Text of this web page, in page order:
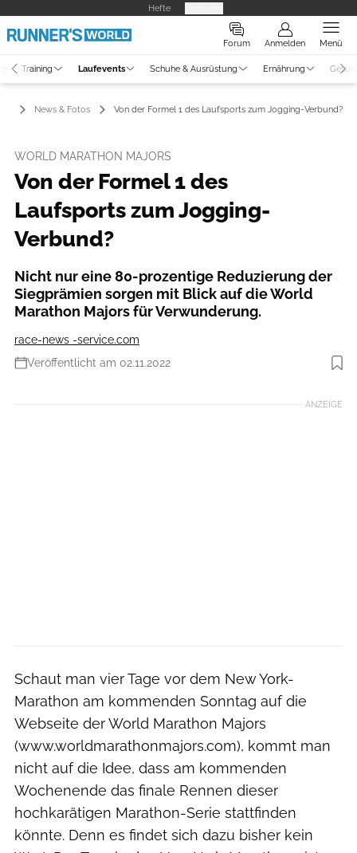
Hefte
Forum Anmelden Menü
Training Laufevents Schuhe & Ausrüstung Ernährung
News & Fotos Von der Formel 1 des Laufsports zum Jogging-Verbund?
WORLD MARATHON MAJORS
Von der Formel 1 des
Laufsports zum Jogging-
Verbund?
Nicht nur eine 80-prozentige Reduzierung der
Siegprämien sorgen mit Blick auf die World
Marathon Majors für Verwunderung.
race-news -service.com
Veröffentlicht am 02.11.2022
Foto: photorun.net
ANZEIGE
Schaut man vier Tage vor dem New York-
Marathon am kommenden Sonntag auf die
Webseite der World Marathon Majors
(www.worldmarathonmajors.com), kommt man
nicht auf die Idee, dass am kommenden
Wochenende das finale Rennen dieser
hochkarätigen Marathon-Serie stattfinden
könnte. Denn es findet sich dazu bisher kein